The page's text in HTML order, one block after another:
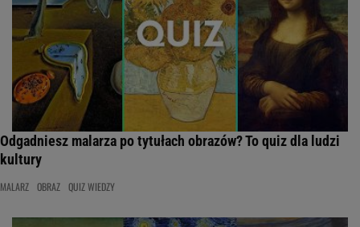
Odgadniesz malarza po tytułach obrazów? To quiz dla ludzi
kultury
MALARZ OBRAZ QUIZ WIEDZY